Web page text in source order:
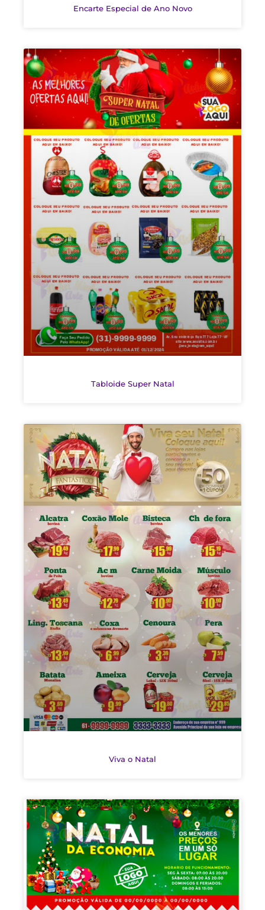
Encarte Especial de Ano Novo
Tabloide Super Natal
Viva o Natal